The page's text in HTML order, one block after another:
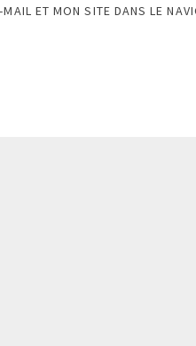
ET MON SITE DANS LE